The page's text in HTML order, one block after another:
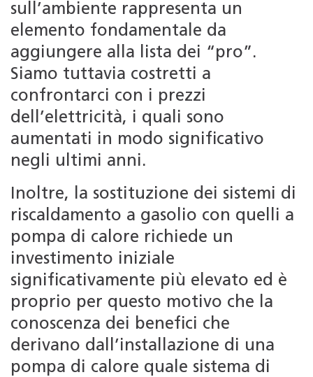
sull’ambiente rappresenta un
elemento fondamentale da
aggiungere alla lista dei “pro”.
Siamo tuttavia costretti a
confrontarci con i prezzi
dell’elettricità, i quali sono
aumentati in modo significativo
negli ultimi anni.
Inoltre, la sostituzione dei sistemi di
riscaldamento a gasolio con quelli a
pompa di calore richiede un
investimento iniziale
significativamente più elevato ed è
proprio per questo motivo che la
conoscenza dei benefici che
derivano dall’installazione di una
pompa di calore quale sistema di